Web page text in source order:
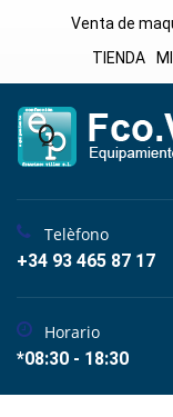
Venta de
TIENDA
Telèfono
+34 93 465 87 17
Horario
*08:30 - 18:30